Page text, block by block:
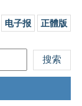
电子报 正體版